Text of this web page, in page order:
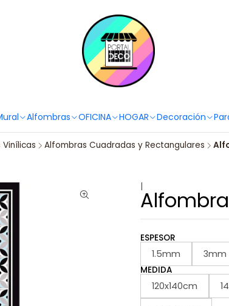
Alfombras OFICINA HOGAR Decoración
Necesitas ayuda? Escríbenos!
Alfombras Cuadradas y Rectangulares
|
ESPESOR
1.5mm 3mm
MEDIDA
120x140cm